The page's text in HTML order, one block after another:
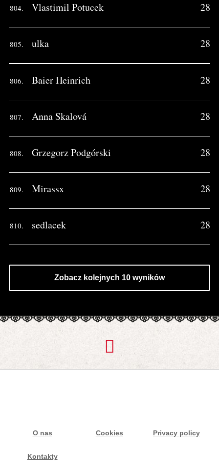
804. Vlastimil Potucek 28
805. ulka 28
806. Baier Heinrich 28
807. Anna Skalová 28
808. Grzegorz Podgórski 28
809. Mirassx 28
810. sedlacek 28
Zobacz kolejnych 10 wyników
O nas Cookies Privacy policy
Kontakty